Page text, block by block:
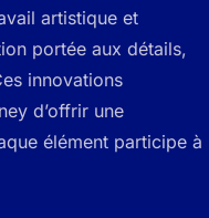
artistique et
portée aux détails,
innovations
d’offrir une
élément participe à